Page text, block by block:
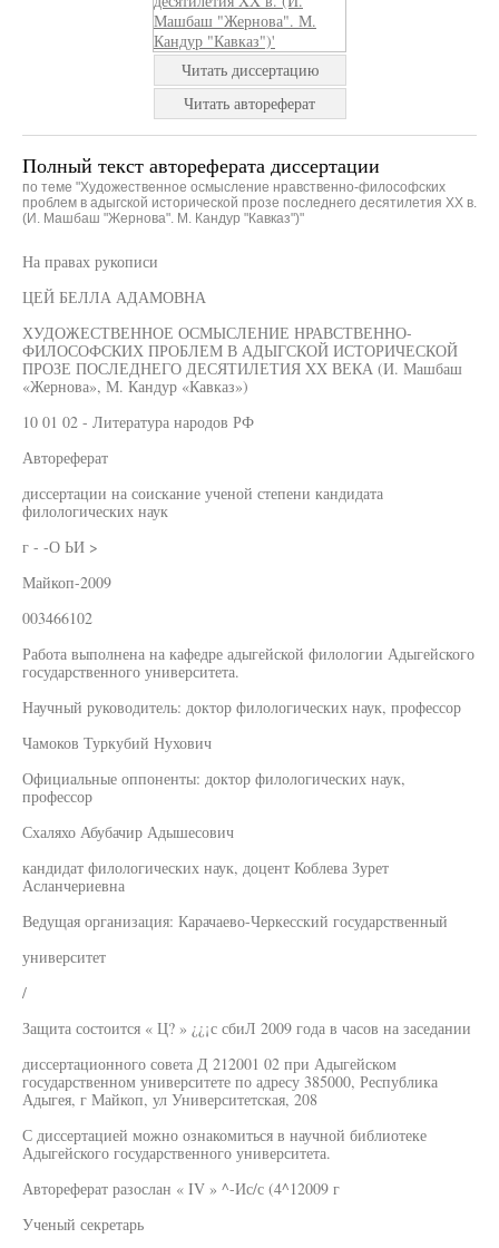
Читать диссертацию
Читать автореферат
Полный текст автореферата диссертации
по теме "Художественное осмысление нравственно-философских
проблем в адыгской исторической прозе последнего десятилетия XX в.
(И. Машбаш "Жернова". М. Кандур "Кавказ")"
На правах рукописи
ЦЕЙ БЕЛЛА АДАМОВНА
ХУДОЖЕСТВЕННОЕ ОСМЫСЛЕНИЕ НРАВСТВЕННО-
ФИЛОСОФСКИХ ПРОБЛЕМ В АДЫГСКОЙ ИСТОРИЧЕСКОЙ
ПРОЗЕ ПОСЛЕДНЕГО ДЕСЯТИЛЕТИЯ XX ВЕКА (И. Машбаш
«Жернова», М. Кандур «Кавказ»)
10 01 02 - Литература народов РФ
Автореферат
диссертации на соискание ученой степени кандидата
филологических наук
г - -О ЬИ >
Майкоп-2009
003466102
Работа выполнена на кафедре адыгейской филологии Адыгейского
государственного университета.
Научный руководитель: доктор филологических наук, профессор
Чамоков Туркубий Нухович
Официальные оппоненты: доктор филологических наук,
профессор
Схаляхо Абубачир Адышесович
кандидат филологических наук, доцент Коблева Зурет
Асланчериевна
Ведущая организация: Карачаево-Черкесский государственный
университет
/
Защита состоится « Ц? » ¿¿¡с сбиЛ 2009 года в часов на заседании
диссертационного совета Д 212001 02 при Адыгейском
государственном университете по адресу 385000, Республика
Адыгея, г Майкоп, ул Университетская, 208
С диссертацией можно ознакомиться в научной библиотеке
Адыгейского государственного университета.
Автореферат разослан « IV » ^-Ис/с (4^12009 г
Ученый секретарь